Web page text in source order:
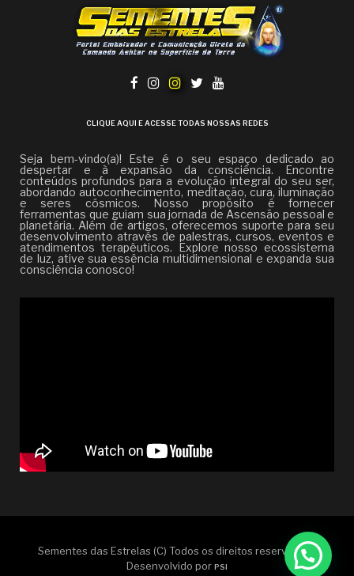
CLIQUE AQUI E ACESSE TODAS NOSSAS REDES
Seja bem-vindo(a)! Este é o seu espaço dedicado ao
despertar e à expansão da consciência. Encontre
conteúdos profundos para a evolução integral do seu ser,
abordando autoconhecimento, meditação, cura, iluminação
e seres cósmicos. Nosso propósito é fornecer
ferramentas que guiam sua jornada de Ascensão pessoal e
planetária. Além de artigos, oferecemos suporte para seu
desenvolvimento através de palestras, cursos, eventos e
atendimentos terapêuticos. Explore nosso ecossistema
de luz, ative sua essência multidimensional e expanda sua
consciência conosco!
Sementes das Estrelas (C) Todos os direitos reservados |
Desenvolvido por PSI